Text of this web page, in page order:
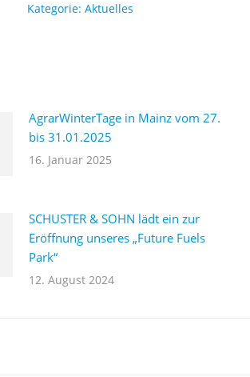
Kategorie: Aktuelles
AgrarWinterTage in Mainz vom 27.
bis 31.01.2025
16. Januar 2025
SCHUSTER & SOHN lädt ein zur
Eröffnung unseres „Future Fuels
Park“
12. August 2024